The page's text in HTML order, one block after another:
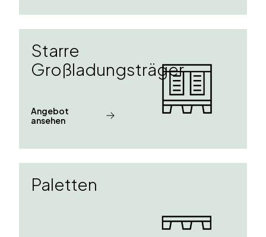
Starre
Großladungsträger
Angebot
ansehen
Paletten